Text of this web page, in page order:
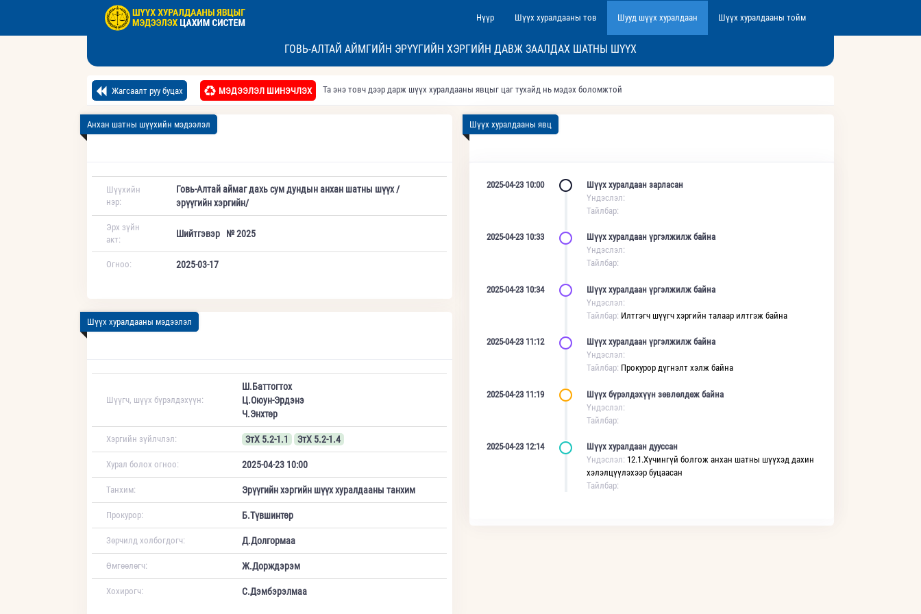
Нүүр Шүүх хуралдааны тов Шууд шүүх хуралдаан Шүүх хуралдааны тойм
ГОВЬ-АЛТАЙ АЙМГИЙН ЭРҮҮГИЙН ХЭРГИЙН ДАВЖ ЗААЛДАХ ШАТНЫ ШҮҮХ
Жагсаалт руу буцах МЭДЭЭЛЭЛ ШИНЭЧЛЭХ Та энэ товч дээр дарж шүүх хуралдааны явцыг цаг тухайд нь мэдэх боломжтой
Анхан шатны шүүхийн мэдээлэл
Шүүхийн
нэр:
Говь-Алтай аймаг дахь сум дундын анхан шатны шүүх /
эрүүгийн хэргийн/
Эрх зүйн
акт:
Шийтгэвэр № 2025
Огноо: 2025-03-17
Шүүх хуралдааны мэдээлэл
Шүүгч, шүүх бүрэлдэхүүн:
Ш.Баттогтох
Ц.Оюун-Эрдэнэ
Ч.Энхтөр
Хэргийн зүйлчлэл: ЗтХ 5.2-1.1 ЗтХ 5.2-1.4
Хурал болох огноо: 2025-04-23 10:00
Танхим: Эрүүгийн хэргийн шүүх хуралдааны танхим
Прокурор: Б.Түвшинтөр
Зөрчилд холбогдогч: Д.Долгормаа
Өмгөөлөгч: Ж.Дорждэрэм
Хохирогч: С.Дэмбэрэлмаа
Шүүх хуралдааны явц
2025-04-23 10:00
Шүүх хуралдаан зарласан
Үндэслэл:
Тайлбар:
2025-04-23 10:33
Шүүх хуралдаан үргэлжилж байна
Үндэслэл:
Тайлбар:
2025-04-23 10:34
Шүүх хуралдаан үргэлжилж байна
Үндэслэл:
Тайлбар: Илтгэгч шүүгч хэргийн талаар илтгэж байна
2025-04-23 11:12
Шүүх хуралдаан үргэлжилж байна
Үндэслэл:
Тайлбар: Прокурор дүгнэлт хэлж байна
2025-04-23 11:19
Шүүх бүрэлдэхүүн зөвлөлдөж байна
Үндэслэл:
Тайлбар:
2025-04-23 12:14
Шүүх хуралдаан дууссан
Үндэслэл: 12.1.Хүчингүй болгож анхан шатны шүүхэд дахин
хэлэлцүүлэхээр буцаасан
Тайлбар: